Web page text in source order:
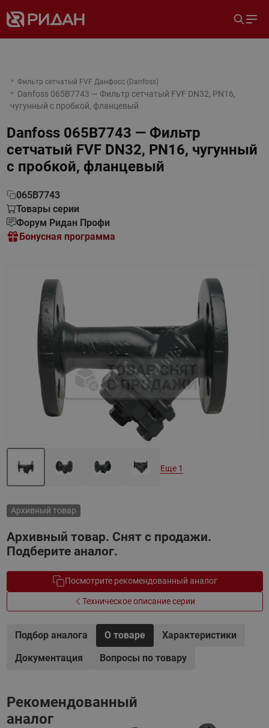
Фильтр сетчатый FVF Данфосс (Danfoss)
Danfoss 065B7743 — Фильтр сетчатый FVF DN32, PN16,
чугунный с пробкой, фланцевый
Danfoss 065B7743 — Фильтр
сетчатый FVF DN32, PN16, чугунный
с пробкой, фланцевый
065B7743
Товары серии
Форум Ридан Профи
Бонусная программа
Архивный товар
Архивный товар. Снят с продажи.
Подберите аналог.
Посмотрите рекомендованный аналог
Техническое описание серии
Назад
Еще 1
Подбор аналога О товаре
Характеристики
Документация
Вопросы по товару
Рекомендованный
аналог